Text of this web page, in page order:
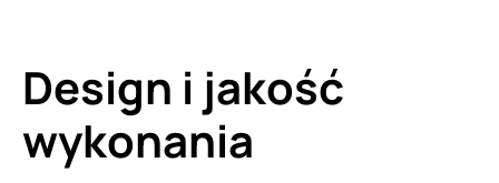
Design i jakość
wykonania